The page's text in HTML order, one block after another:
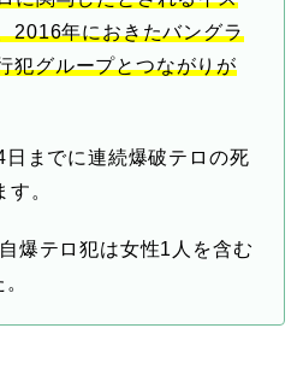
2016年におきたバングラ
犯グループとつながりが
までに連続爆破テロの死
。
爆テロ犯は女性1人を含む